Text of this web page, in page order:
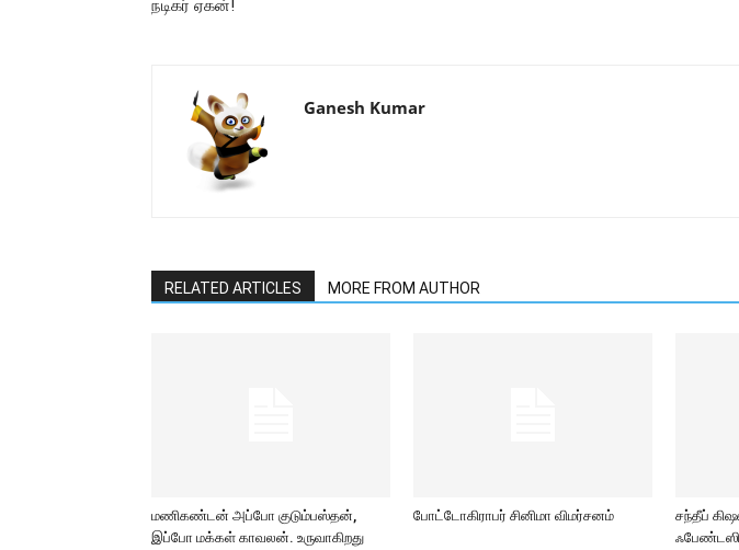
நடிகர் ஏகன்!
Ganesh Kumar
RELATED ARTICLES MORE FROM AUTHOR
மணிகண்டன் அப்போ குடும்பஸ்தன்,
இப்போ மக்கள் காவலன். உருவாகிறது
போட்டோகிராபர் சினிமா விமர்சனம்
சந்தீப்
ஃபேண்டஸி